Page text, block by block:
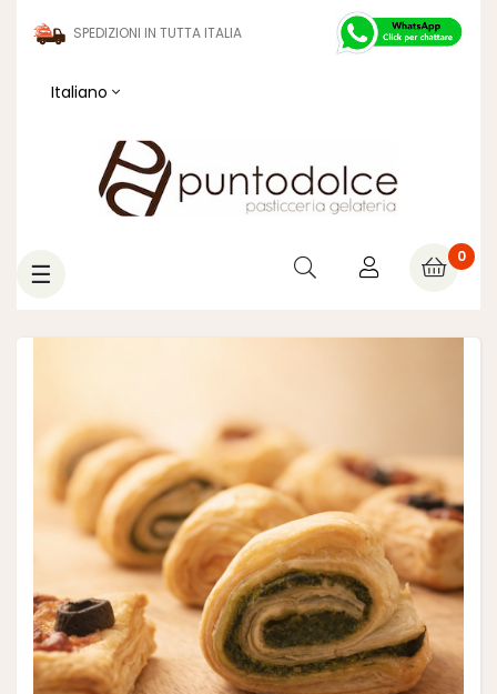
SPEDIZIONI IN TUTTA ITALIA
Italiano
0
navigazione
☰